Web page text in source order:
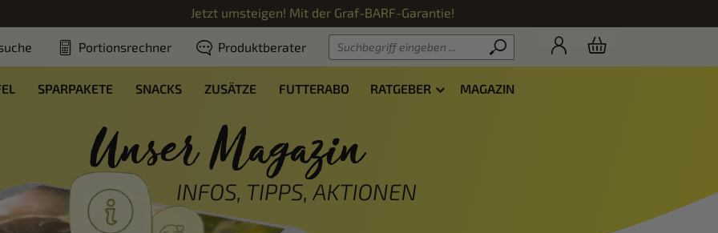
Jetzt umsteigen! Mit der Graf-BARF-Garantie!
Portionsrechner Produktberater
SPARPAKETE SNACKS ZUSÄTZE FUTTERABO RATGEBER MAGAZIN